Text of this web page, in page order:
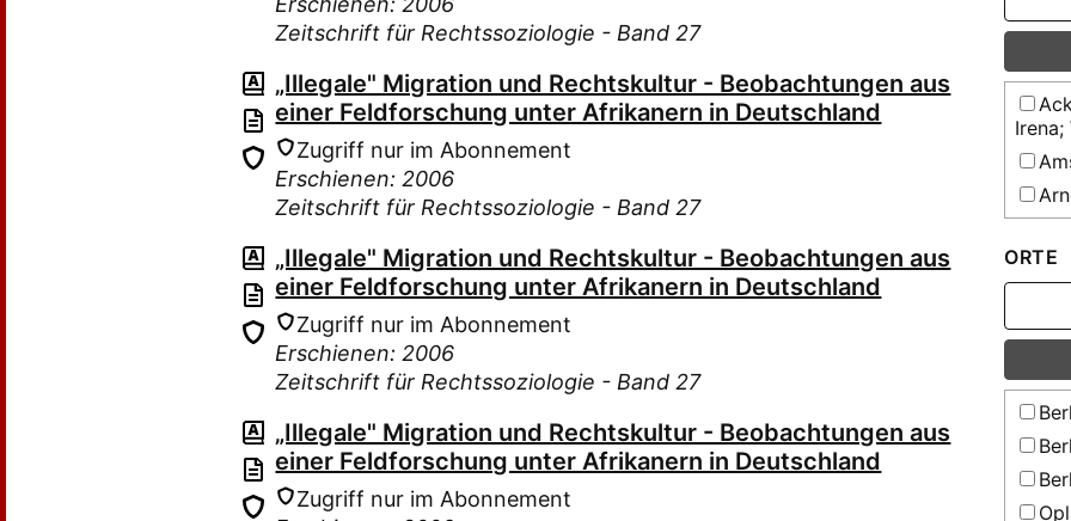
Zeitschrift für Rechtssoziologie - Band 27
„Illegale" Migration und Rechtskultur - Beobachtungen aus
einer Feldforschung unter Afrikanern in Deutschland
Zugriff nur im Abonnement
Erschienen: 2006
Zeitschrift für Rechtssoziologie - Band 27
„Illegale" Migration und Rechtskultur - Beobachtungen aus
einer Feldforschung unter Afrikanern in Deutschland
Zugriff nur im Abonnement
Erschienen: 2006
Zeitschrift für Rechtssoziologie - Band 27
„Illegale" Migration und Rechtskultur - Beobachtungen aus
einer Feldforschung unter Afrikanern in Deutschland
Zugriff nur im Abonnement
(30)
ORTE